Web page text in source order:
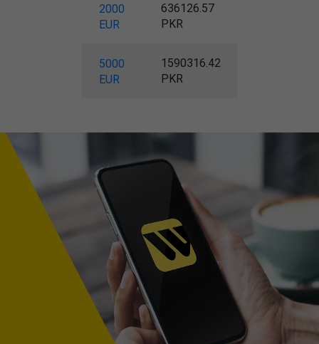
2000
EUR
636126.57
PKR
5000
EUR
1590316.42
PKR